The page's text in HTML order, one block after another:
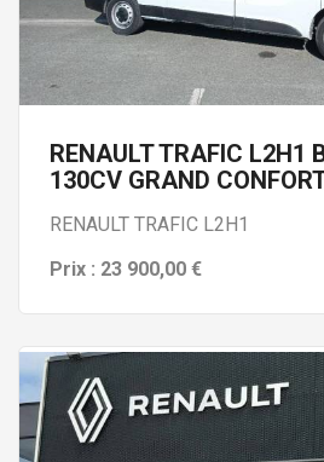
RENAULT TRAFIC L2H1
130CV GRAND
RENAULT TRAFIC L2H1
Prix : 23 900,00 €